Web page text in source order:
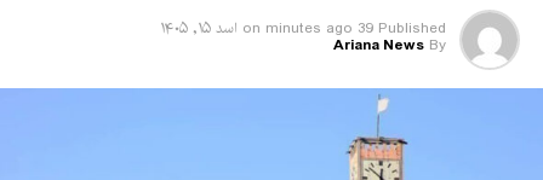
Published
39 minutes ago
on اسد ۱۵, ۱۴۰۵
By
Ariana News